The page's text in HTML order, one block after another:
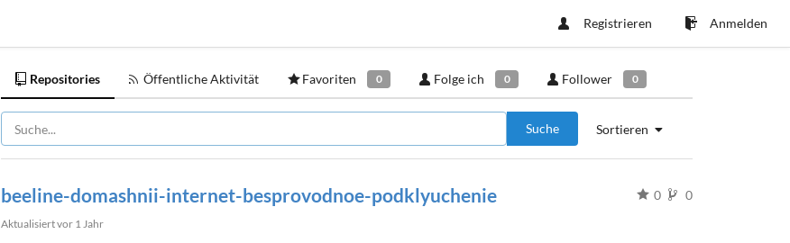
Registrieren Anmelden
Repositories Öffentliche Aktivität Favoriten 0 Folge ich 0 Follower 0
Sortieren
Suche
beeline-domashnii-internet-besprovodnoe-podklyuchenie 0 0
Aktualisiertvor 1 Jahr